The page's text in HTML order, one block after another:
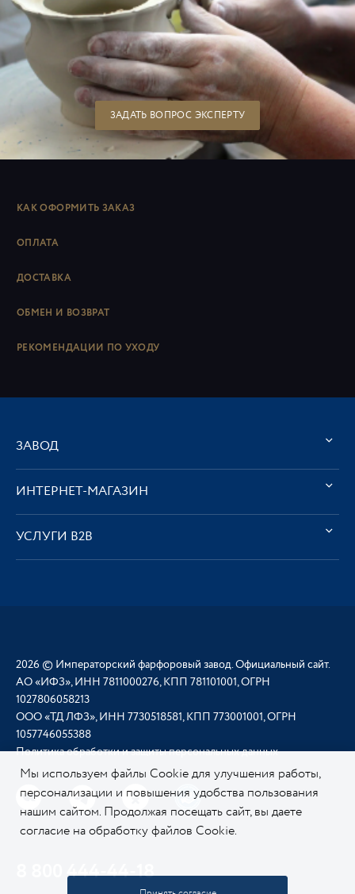
ЗАДАТЬ ВОПРОС ЭКСПЕРТУ
КАК ОФОРМИТЬ ЗАКАЗ
ОПЛАТА
ДОСТАВКА
ОБМЕН И ВОЗВРАТ
РЕКОМЕНДАЦИИ ПО УХОДУ
ЗАВОД
ИНТЕРНЕТ-МАГАЗИН
УСЛУГИ В2В
2026 © Императорский фарфоровый завод. Официальный сайт.
АО «ИФЗ», ИНН 7811000276, КПП 781101001, ОГРН
1027806058213
ООО «ТД ЛФЗ», ИНН 7730518581, КПП 773001001, ОГРН
1057746055388
Политика обработки и защиты персональных данных
8 800 444-44-18
Мы используем файлы Cookie для улучшения работы,
персонализации и повышения удобства пользования
нашим сайтом. Продолжая посещать сайт, вы даете
согласие на обработку файлов Cookie.